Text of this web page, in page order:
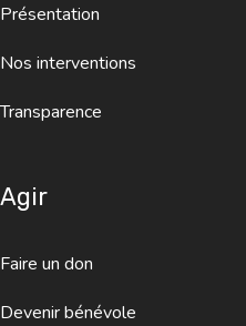
Présentation
Nos interventions
Transparence
Agir
Faire un don
Devenir bénévole